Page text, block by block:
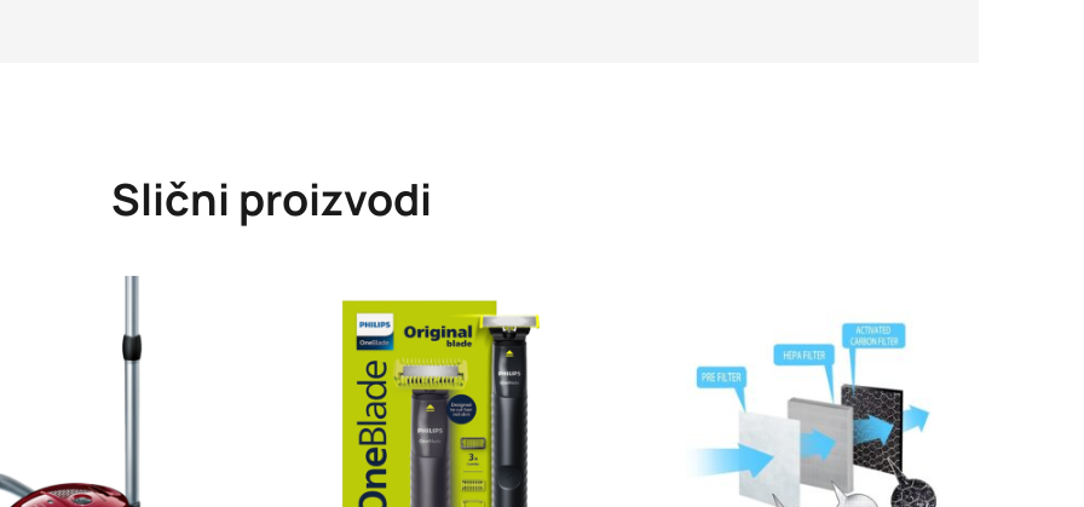
Slični proizvodi